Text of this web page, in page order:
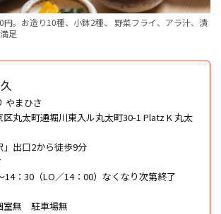
円。お造り10種、小鉢2種、 野菜フライ、アラ汁、漬
足
やまひさ
丸太町通堀川東入ル丸太町30-1 Platz K 丸太
出口2から徒歩9分
14：30（LO／14：00）なくなり次第終了
室無 駐車場無